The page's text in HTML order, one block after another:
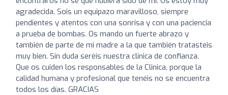
agradecida. Sois un equipazo maravilloso, siempre
pendientes y atentos con una sonrisa y con una paciencia
a prueba de bombas. Os mando un fuerte abrazo y
también de parte de mi madre a la que también tratasteis
muy bien. Sin duda seréis nuestra clinica de confianza.
Que os cuiden los responsables de la Clinica, porque la
calidad humana y profesional que tenéis no se encuentra
todos los días. GRACIAS